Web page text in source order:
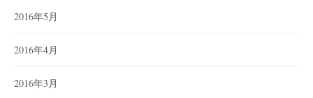
2016年5月
2016年4月
2016年3月